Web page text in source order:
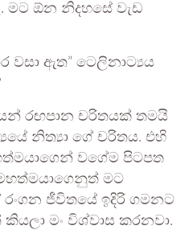
මට ඕන නිදහසේ වැඩ
වසා ඇත” ටෙලිනාට්‍යය
රඟපාන චරිතයක් තමයි
නිත්‍යා ගේ චරිතය. එහි
වගේම පිටපත
මට
ජීවිතයේ ඉදිරි ගමනට
මං විශ්වාස කරනවා.